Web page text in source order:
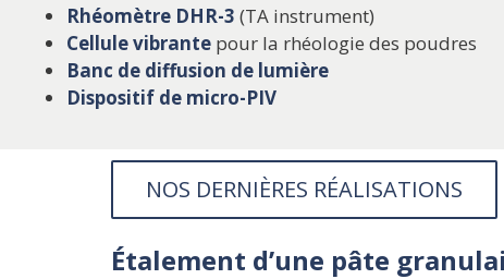
Rhéomètre DHR-3 (TA instrument)
Cellule vibrante pour la rhéologie des poudres
Banc de diffusion de lumière
Dispositif de micro-PIV
NOS DERNIÈRES RÉALISATIONS
Étalement d’une pâte